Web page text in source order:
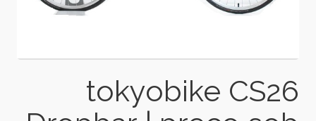
tokyobike CS26